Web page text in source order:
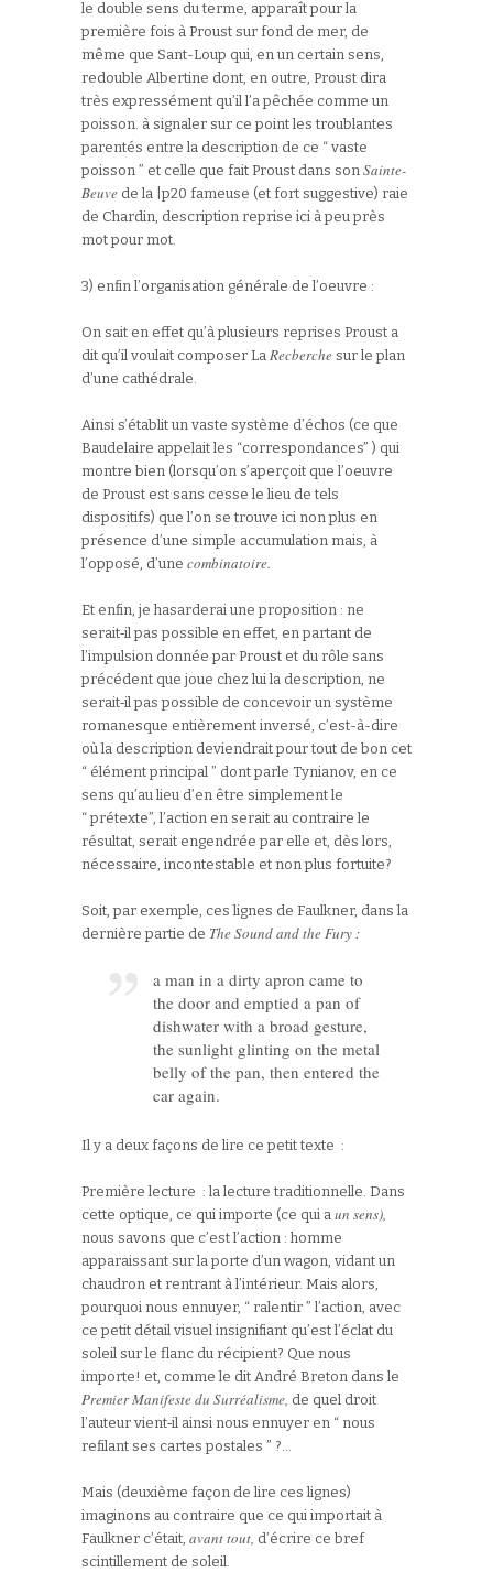
le double sens du terme, apparaît pour la
première fois à Proust sur fond de mer, de
même que Sant-Loup qui, en un certain sens,
redouble Albertine dont, en outre, Proust dira
très expressément qu’il l’a pêchée comme un
poisson. à signaler sur ce point les troublantes
parentés entre la description de ce “ vaste
poisson ” et celle que fait Proust dans son Sainte-
Beuve de la |p20 fameuse (et fort suggestive) raie
de Chardin, description reprise ici à peu près
mot pour mot.
3) enfin l’organisation générale de l’oeuvre :
On sait en effet qu’à plusieurs reprises Proust a
dit qu’il voulait composer La Recberche sur le plan
d’une cathédrale.
Ainsi s’établit un vaste système d’échos (ce que
Baudelaire appelait les “correspondances” ) qui
montre bien (lorsqu’on s’aperçoit que l’oeuvre
de Proust est sans cesse le lieu de tels
dispositifs) que l’on se trouve ici non plus en
présence d’une simple accumulation mais, à
l’opposé, d’une combinatoire.
Et enfin, je hasarderai une proposition : ne
serait‑il pas possible en effet, en partant de
l’impulsion donnée par Proust et du rôle sans
précédent que joue chez lui la description, ne
serait‑il pas possible de concevoir un système
romanesque entièrement inversé, c’est-à-dire
où la description deviendrait pour tout de bon cet
“ élément principal ” dont parle Tynianov, en ce
sens qu’au lieu d’en être simplement le
“ prétexte”, l’action en serait au contraire le
résultat, serait engendrée par elle et, dès lors,
nécessaire, incontestable et non plus fortuite?
Soit, par exemple, ces lignes de Faulkner, dans la
dernière partie de The Sound and the Fury :
a man in a dirty apron came to
the door and emptied a pan of
dishwater with a broad gesture,
the sunlight glinting on the metal
belly of the pan, then entered the
car again.
Il y a deux façons de lire ce petit texte :
Première lecture : la lecture traditionnelle. Dans
cette optique, ce qui importe (ce qui a un sens),
nous savons que c’est l’action : homme
apparaissant sur la porte d’un wagon, vidant un
chaudron et rentrant à l’intérieur. Mais alors,
pourquoi nous ennuyer, “ ralentir ” l’action, avec
ce petit détail visuel insignifiant qu’est l’éclat du
soleil sur le flanc du récipient? Que nous
importe! et, comme le dit André Breton dans le
Premier Manifeste du Surréalisme, de quel droit
l’auteur vient‑il ainsi nous ennuyer en “ nous
refilant ses cartes postales ” ?…
Mais (deuxième façon de lire ces lignes)
imaginons au contraire que ce qui importait à
Faulkner c’était, avant tout, d’écrire ce bref
scintillement de soleil.